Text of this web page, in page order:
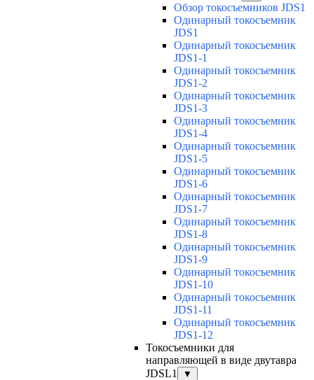
Обзор токосъемников JDS1
Одинарный токосъемник
JDS1
Одинарный токосъемник
JDS1-1
Одинарный токосъемник
JDS1-2
Одинарный токосъемник
JDS1-3
Одинарный токосъемник
JDS1-4
Одинарный токосъемник
JDS1-5
Одинарный токосъемник
JDS1-6
Одинарный токосъемник
JDS1-7
Одинарный токосъемник
JDS1-8
Одинарный токосъемник
JDS1-9
Одинарный токосъемник
JDS1-10
Одинарный токосъемник
JDS1-11
Одинарный токосъемник
JDS1-12
Токосъемники для
направляющей в виде двутавра
JDSL1
▼